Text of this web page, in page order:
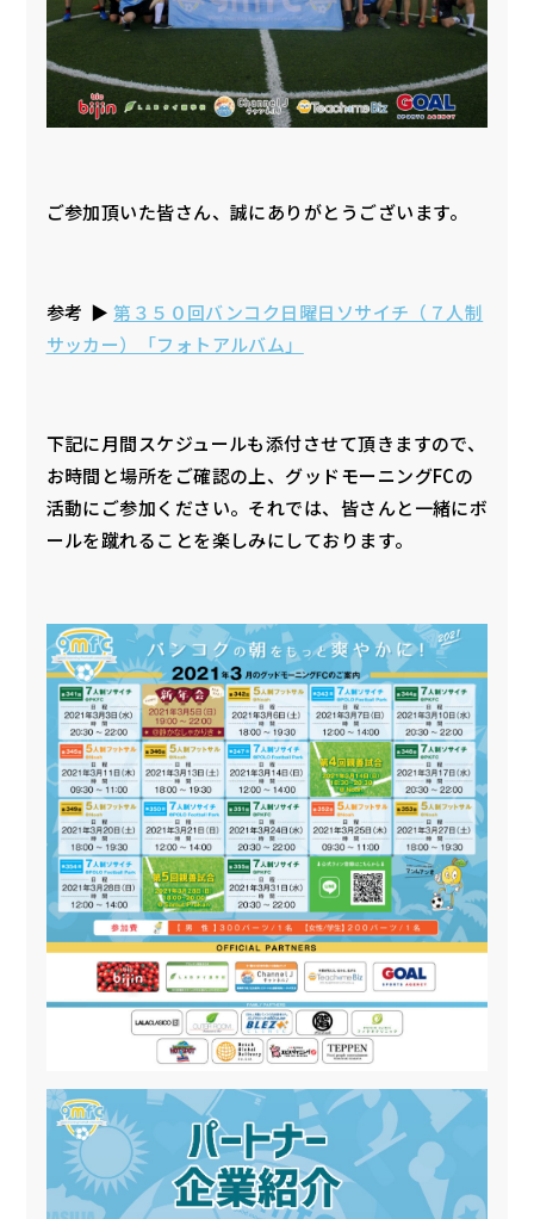
ご参加頂いた皆さん、誠にありがとうございます。
参考 ▶︎第３５０回バンコク日曜日ソサイチ（７人制
サッカー）「フォトアルバム」
下記に月間スケジュールも添付させて頂きますので、
お時間と場所をご確認の上、グッドモーニングFCの
活動にご参加ください。それでは、皆さんと一緒にボ
ールを蹴れることを楽しみにしております。